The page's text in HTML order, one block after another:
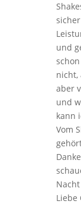
und
nicht,
aber
und
kann
Vom
Liebe